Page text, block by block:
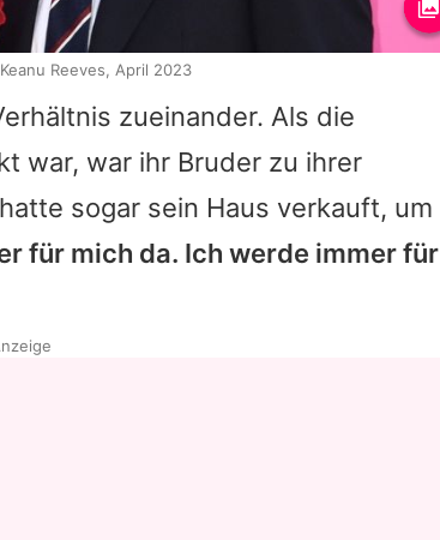
zueinander. Als die
war, war ihr Bruder zu ihrer
sogar sein Haus verkauft, um
für mich da. Ich werde immer für
Reeves, April 2023